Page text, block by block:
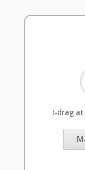
I-drag